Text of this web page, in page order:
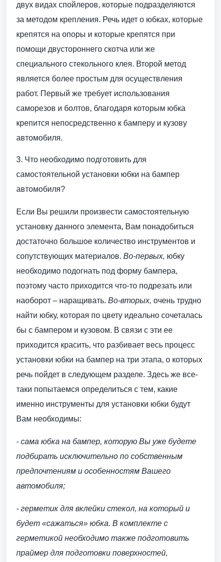
двух видах спойлеров, которые подразделяются
за методом крепления. Речь идет о юбках, которые
крепятся на опоры и которые крепятся при
помощи двустороннего скотча или же
специального стекольного клея. Второй метод
является более простым для осуществления
работ. Первый же требует использования
саморезов и болтов, благодаря которым юбка
крепится непосредственно к бамперу и кузову
автомобиля.
3. Что необходимо подготовить для
самостоятельной установки юбки на бампер
автомобиля?
Если Вы решили произвести самостоятельную
установку данного элемента, Вам понадобиться
достаточно большое количество инструментов и
сопутствующих материалов. Во-первых, юбку
необходимо подогнать под форму бампера,
поэтому часто приходится что-то подрезать или
наоборот – наращивать. Во-вторых, очень трудно
найти юбку, которая по цвету идеально сочеталась
бы с бампером и кузовом. В связи с эти ее
приходится красить, что разбивает весь процесс
установки юбки на бампер на три этапа, о которых
речь пойдет в следующем разделе. Здесь же все-
таки попытаемся определиться с тем, какие
именно инструменты для установки юбки будут
Вам необходимы:
- сама юбка на бампер, которую Вы уже будете
подбирать исключительно по собственным
предпочтениям и особенностям Вашего
автомобиля;
- герметик для вклейки стекол, на который и
будет «сажаться» юбка. В комплекте с
герметикой необходимо также подготовить
праймер для подготовки поверхностей,